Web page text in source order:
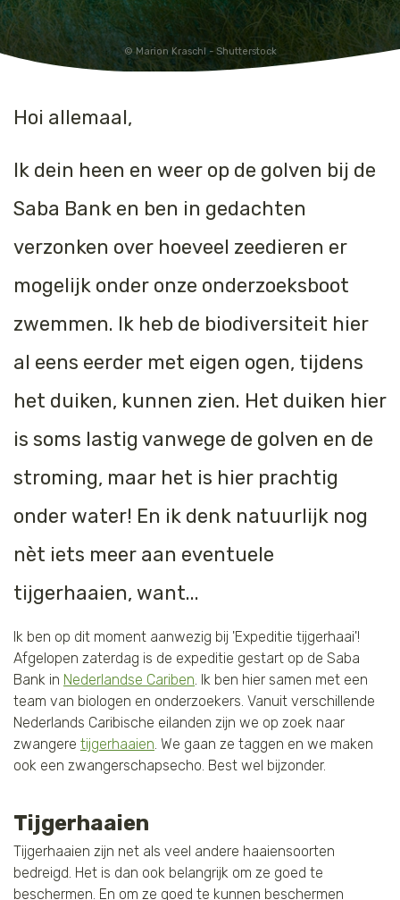
Marion Kraschl - Shutterstock
Hoi allemaal,
Ik dein heen en weer op de golven bij de
Saba Bank en ben in gedachten
verzonken over hoeveel zeedieren er
mogelijk onder onze onderzoeksboot
zwemmen. Ik heb de biodiversiteit hier
al eens eerder met eigen ogen, tijdens
het duiken, kunnen zien. Het duiken hier
is soms lastig vanwege de golven en de
stroming, maar het is hier prachtig
onder water! En ik denk natuurlijk nog
nèt iets meer aan eventuele
tijgerhaaien, want...
Ik ben op dit moment aanwezig bij 'Expeditie tijgerhaai'!
Afgelopen zaterdag is de expeditie gestart op de Saba
Bank in Nederlandse Cariben. Ik ben hier samen met een
team van biologen en onderzoekers. Vanuit verschillende
Nederlands Caribische eilanden zijn we op zoek naar
zwangere tijgerhaaien. We gaan ze taggen en we maken
ook een zwangerschapsecho. Best wel bijzonder.
Tijgerhaaien
Tijgerhaaien zijn net als veel andere haaiensoorten
bedreigd. Het is dan ook belangrijk om ze goed te
beschermen. En om ze goed te kunnen beschermen
Jaguar
Koraal
Leeuw
Luipaard
Neushoorn
Olifant
Orang-oetan
Walvis
IJsbeer
Zeeschildpad
Kleding & Accessoires
Speelgoed